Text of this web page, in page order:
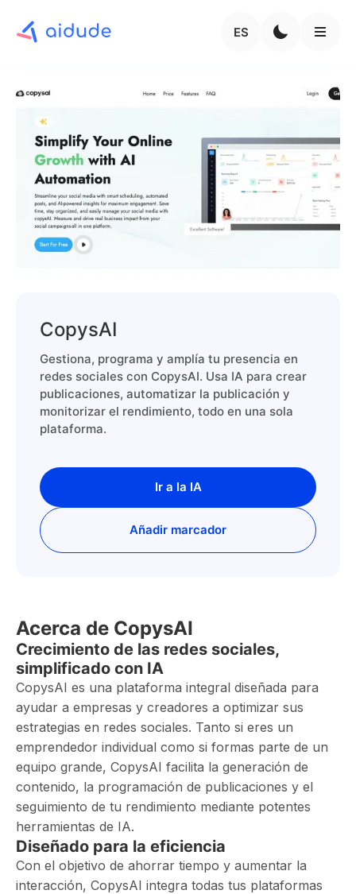
ES
CopysAI
Gestiona, programa y amplía tu presencia en
redes sociales con CopysAI. Usa IA para crear
publicaciones, automatizar la publicación y
monitorizar el rendimiento, todo en una sola
plataforma.
Ir a la IA
Añadir marcador
Acerca de CopysAI
Crecimiento de las redes sociales,
simplificado con IA
CopysAI es una plataforma integral diseñada para
ayudar a empresas y creadores a optimizar sus
estrategias en redes sociales. Tanto si eres un
emprendedor individual como si formas parte de un
equipo grande, CopysAI facilita la generación de
contenido, la programación de publicaciones y el
seguimiento de tu rendimiento mediante potentes
herramientas de IA.
Diseñado para la eficiencia
Con el objetivo de ahorrar tiempo y aumentar la
interacción, CopysAI integra todas tus plataformas